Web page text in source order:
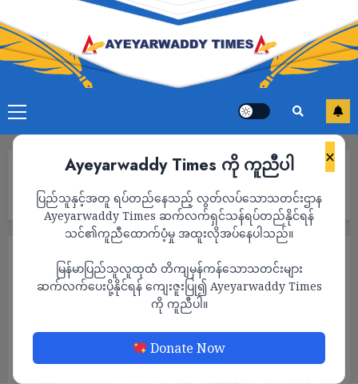
×
Ayeyarwaddy Times ကို ကူညီပါ
ပြည်သူနှင့်အတူ ရပ်တည်နေသည့် လွတ်လပ်သောသတင်းဌာန
Ayeyarwaddy Times ဆက်လက်ရှင်သန်ရပ်တည်နိုင်ရန်
သင်၏ကူညီထောက်ပံ့မှု အထူးလိုအပ်နေပါသည်။
မြန်မာပြည်သူလူထုထံ တိကျမှန်ကန်သောသတင်းများ
ဆက်လက်ပေးပို့နိုင်ရန် ကျေးဇူးပြု၍ Ayeyarwaddy Times
ကို ကူညီပါ။
Donate Now
ပြီးနောက် ခံဝန်ဖြင့် ပြန်လည် လွတ် မြောက်
နိုင်ငံတကာ သတင်း
ထိုင်းဝန်ကြီးချုပ်ဟောင်း သက်ဆင်ရှင်နာဝပ် ၈
လကြာ အကျဉ်းကျခံရပြီးနောက် ခံဝန်ဖြင့်
ပြန်လည် လွတ် မြောက်
ADMIN MAY 12, 2026